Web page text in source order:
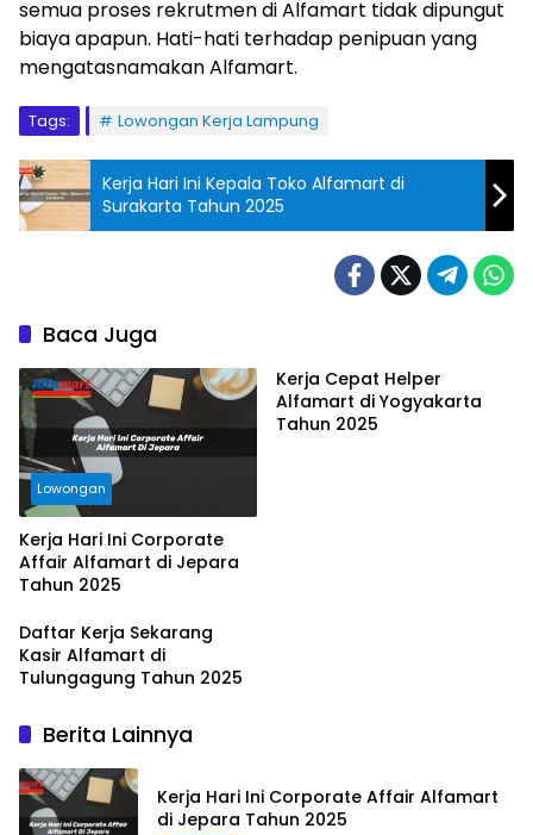
semua proses rekrutmen di Alfamart tidak dipungut
biaya apapun. Hati-hati terhadap penipuan yang
mengatasnamakan Alfamart.
Tags: Lowongan Kerja Lampung
Kerja Hari Ini Kepala Toko Alfamart di
Surakarta Tahun 2025
Baca Juga
Lowongan
Kerja Hari Ini Corporate
Affair Alfamart di Jepara
Tahun 2025
Kerja Cepat Helper
Alfamart di Yogyakarta
Tahun 2025
Daftar Kerja Sekarang
Kasir Alfamart di
Tulungagung Tahun 2025
Berita Lainnya
Kerja Hari Ini Corporate Affair Alfamart
di Jepara Tahun 2025